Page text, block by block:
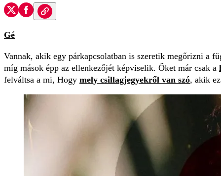
Gé
Vannak, akik egy párkapcsolatban is szeretik megőrizni a
míg mások épp az ellenkezőjét képviselik. Őket már csak a
felváltsa a mi, Hogy mely csillagjegyekről van szó, akik